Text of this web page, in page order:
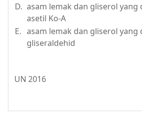
D. asam lemak dan gliserol yang
asetil Ko-A
E. asam lemak dan gliserol yang
gliseraldehid
UN 2016